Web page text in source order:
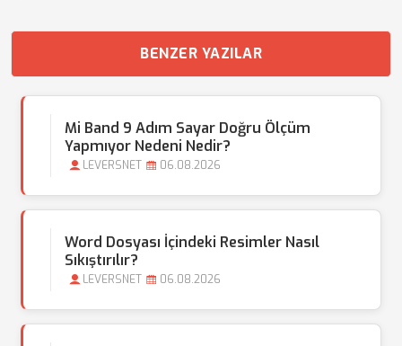
BENZER YAZILAR
Mi Band 9 Adım Sayar Doğru Ölçüm
Yapmıyor Nedeni Nedir?
LEVERSNET 06.08.2026
Word Dosyası İçindeki Resimler Nasıl
Sıkıştırılır?
LEVERSNET 06.08.2026